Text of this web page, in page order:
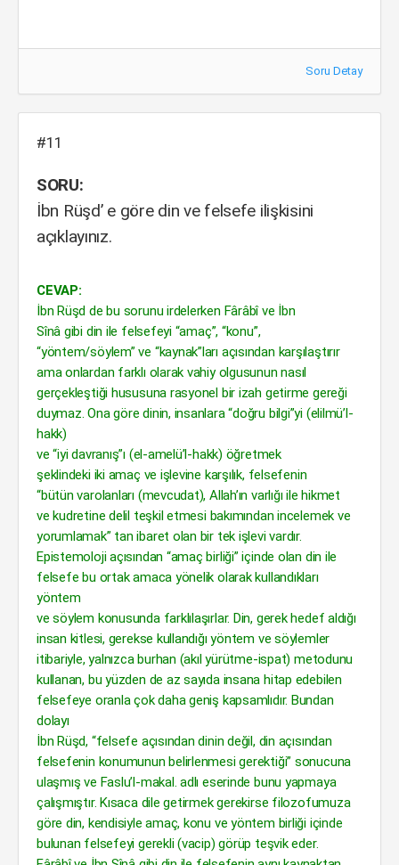
Soru Detay
#11
SORU:
İbn Rüşd’ e göre din ve felsefe ilişkisini
açıklayınız.
CEVAP:
İbn Rüşd de bu sorunu irdelerken Fârâbî ve İbn
Sînâ gibi din ile felsefeyi “amaç”, “konu”,
“yöntem/söylem” ve “kaynak”ları açısından karşılaştırır
ama onlardan farklı olarak vahiy olgusunun nasıl
gerçekleştiği hususuna rasyonel bir izah getirme gereği
duymaz. Ona göre dinin, insanlara “doğru bilgi”yi (elilmü’l-
hakk)
ve “iyi davranış”ı (el-amelü’l-hakk) öğretmek
şeklindeki iki amaç ve işlevine karşılık, felsefenin
“bütün varolanları (mevcudat), Allah’ın varlığı ile hikmet
ve kudretine delil teşkil etmesi bakımından incelemek ve
yorumlamak” tan ibaret olan bir tek işlevi vardır.
Epistemoloji açısından “amaç birliği” içinde olan din ile
felsefe bu ortak amaca yönelik olarak kullandıkları
yöntem
ve söylem konusunda farklılaşırlar. Din, gerek hedef aldığı
insan kitlesi, gerekse kullandığı yöntem ve söylemler
itibariyle, yalnızca burhan (akıl yürütme-ispat) metodunu
kullanan, bu yüzden de az sayıda insana hitap edebilen
felsefeye oranla çok daha geniş kapsamlıdır. Bundan
dolayı
İbn Rüşd, “felsefe açısından dinin değil, din açısından
felsefenin konumunun belirlenmesi gerektiği” sonucuna
ulaşmış ve Faslu’l-makal. adlı eserinde bunu yapmaya
çalışmıştır. Kısaca dile getirmek gerekirse filozofumuza
göre din, kendisiyle amaç, konu ve yöntem birliği içinde
bulunan felsefeyi gerekli (vacip) görüp teşvik eder.